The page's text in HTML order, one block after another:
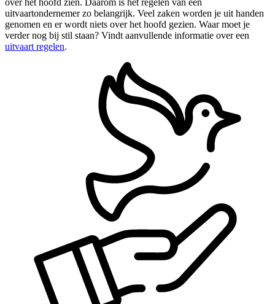
over het hoofd zien. Daarom is het regelen van een
uitvaartondernemer zo belangrijk. Veel zaken worden je uit handen
genomen en er wordt niets over het hoofd gezien. Waar moet je
verder nog bij stil staan? Vindt aanvullende informatie over een
uitvaart regelen.